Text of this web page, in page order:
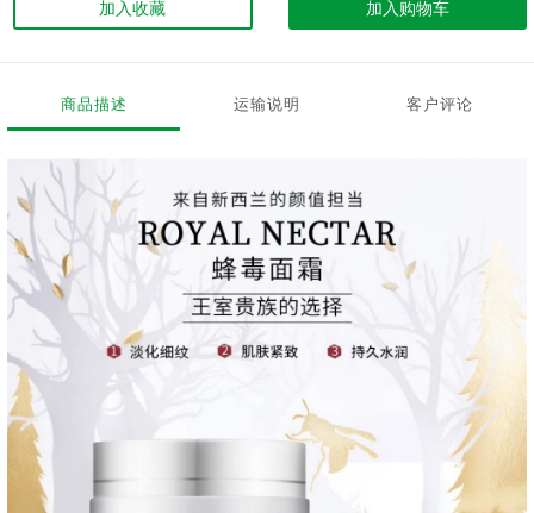
加入收藏 加入购物车
商品描述 运输说明 客户评论